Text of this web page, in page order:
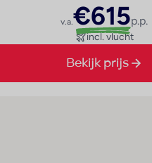
v.a.€615p.p.
incl. vlucht
Bekijk prijs